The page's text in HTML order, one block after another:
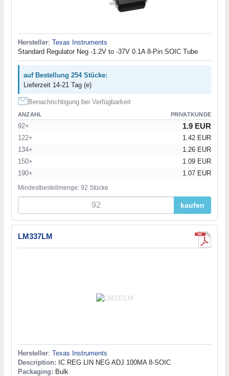
Hersteller: Texas Instruments
Standard Regulator Neg -1.2V to -37V 0.1A 8-Pin SOIC Tube
auf Bestellung 254 Stücke:
Lieferzeit 14-21 Tag (e)
Benachrichtigung bei Verfügbarkeit
ANZAHL PRIVATKUNDE
92+ 1.9 EUR
122+
1.42 EUR
134+
1.26 EUR
150+
1.09 EUR
190+
1.07 EUR
Mindestbestellmenge: 92 Stücke
kaufen
LM337LM
Hersteller: Texas Instruments
Description: IC REG LIN NEG ADJ 100MA 8-SOIC
Packaging: Bulk